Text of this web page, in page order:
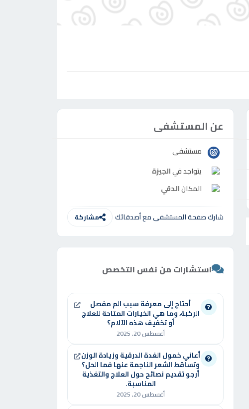
عن المستشفى
مستشفى
يتواجد فيالجيزة
المكانالدقي
شارك صفحة المستشفى مع أصدقائك مشاركة
استشارات من نفس التخصص
أحتاج إلى معرفة سبب الم مفصل
الركبة، وما هي الخيارات المتاحة للعلاج
أو تخفيف هذه الآلام؟
أغسطس 20, 2025
أعاني خمول الغدة الدرقية وزيادة الوزن
وتساقط الشعر الناجمة عنها فما الحل؟
أرجو تقديم نصائح حول العلاج والتغذية
المناسبة.
أغسطس 20, 2025